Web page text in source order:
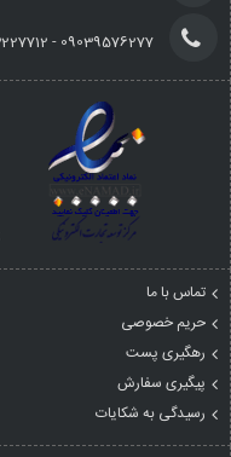
09039576277 - 06153227712
تماس با ما
حریم خصوصی
رهگیری پست
پیگیری سفارش
رسیدگی به شکایات